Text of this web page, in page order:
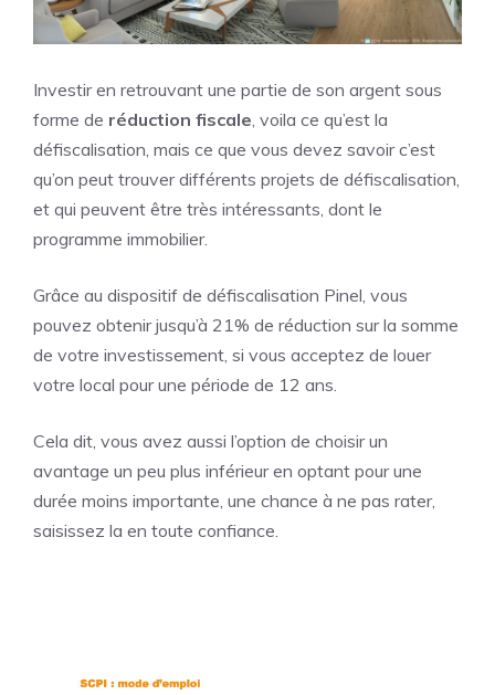
Investir en retrouvant une partie de son argent sous
forme de réduction fiscale, voila ce qu’est la
défiscalisation, mais ce que vous devez savoir c’est
qu’on peut trouver différents projets de défiscalisation,
et qui peuvent être très intéressants, dont le
programme immobilier.
Grâce au dispositif de défiscalisation Pinel, vous
pouvez obtenir jusqu’à 21% de réduction sur la somme
de votre investissement, si vous acceptez de louer
votre local pour une période de 12 ans.
Cela dit, vous avez aussi l’option de choisir un
avantage un peu plus inférieur en optant pour une
durée moins importante, une chance à ne pas rater,
saisissez la en toute confiance.